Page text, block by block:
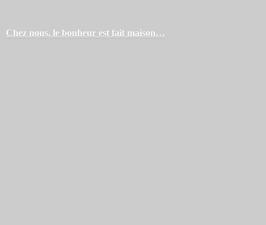
Chez nous, le bonheur est fait maison…